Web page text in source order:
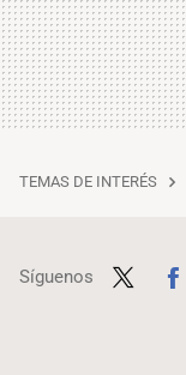
TEMAS DE INTERÉS
Síguenos